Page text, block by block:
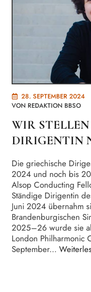
28. SEPTEMBER 2024
VON REDAKTION BBSO
WIR
DIRIGENTIN
Die griechische
2024 und noch bis
Alsop Conducting
Ständige Dirigentin
Juni 2024 übernahm
Brandenburgischen
2025–26 wurde sie
London Philharmonic
September...